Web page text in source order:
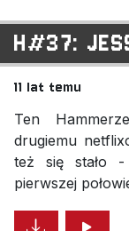
H#37:
11 lat temu
Ten
drugiemu
też się stało -
pierwszej